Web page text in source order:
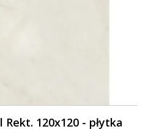
120x120 - płytka